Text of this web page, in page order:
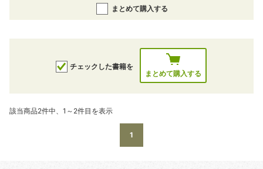
まとめて購入する
チェックした書籍を
まとめて購入する
該当商品2件中、1～2件目を表示
1